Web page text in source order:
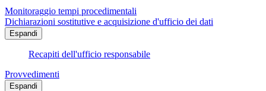
Monitoraggio tempi procedimentali
Dichiarazioni sostitutive e acquisizione d'ufficio dei dati
Espandi
Recapiti dell'ufficio responsabile
Provvedimenti
Espandi